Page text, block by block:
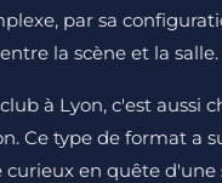
par sa
la scène et la salle.
à Lyon, c'est
Ce type de format a
curieux en quête